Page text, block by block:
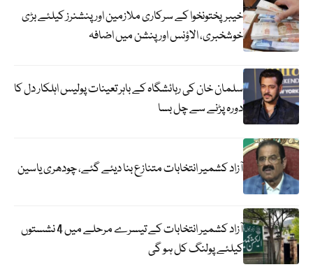
خیبرپختونخوا کے سرکاری ملازمین اور پنشنرز کیلئے بڑی
خوشخبری، الاؤنس اور پنشن میں اضافہ
سلمان خان کی رہائشگاہ کے باہر تعینات پولیس اہلکار دل کا
دورہ پڑنے سے چل بسا
آزاد کشمیر انتخابات متنازع بنا دیئے گئے، چودھری یاسین
آزاد کشمیر انتخابات کے تیسرے مرحلے میں 4 نشستوں
کیلئے پولنگ کل ہو گی